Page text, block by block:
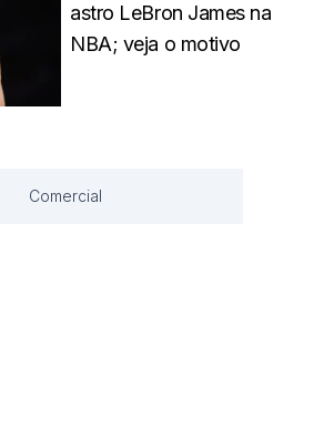
astro LeBron James na
NBA; veja o motivo
Comercial